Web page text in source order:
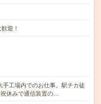
迎！
工場内でのお仕事。駅チカ徒
休みで通信装置の…